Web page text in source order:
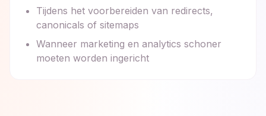
Tijdens het voorbereiden van redirects,
canonicals of sitemaps
Wanneer marketing en analytics schoner
moeten worden ingericht